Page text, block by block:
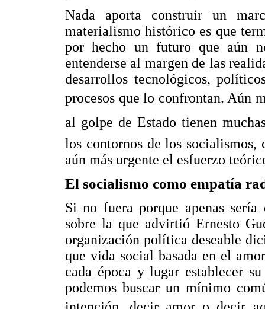
Nada aporta construir un
materialismo histórico es que
por hecho un futuro que aún
entenderse al margen de las
desarrollos tecnológicos,
procesos que lo confrontan. Aún
al golpe de Estado tienen
los contornos de los socialismos,
aún más urgente el esfuerzo
El socialismo como empatía
Si no fuera porque apenas
sobre la que advirtió Ernesto
organización política deseable
que vida social basada en el
cada época y lugar establecer
podemos buscar un mínimo